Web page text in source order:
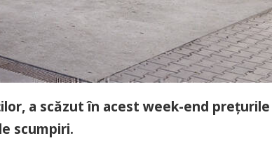
a scăzut în acest week-end
scumpiri.